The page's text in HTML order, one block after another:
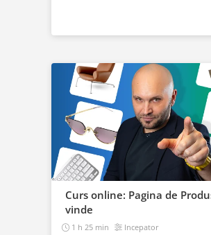
Curs online: Pagina de
vinde
1 h 25 min Incepator